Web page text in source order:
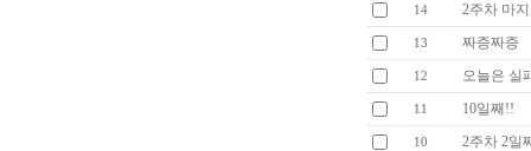
14 2주차 마
13 짜증짜증
12 오늘은 실
11 10일째!!
10 2주차 2일